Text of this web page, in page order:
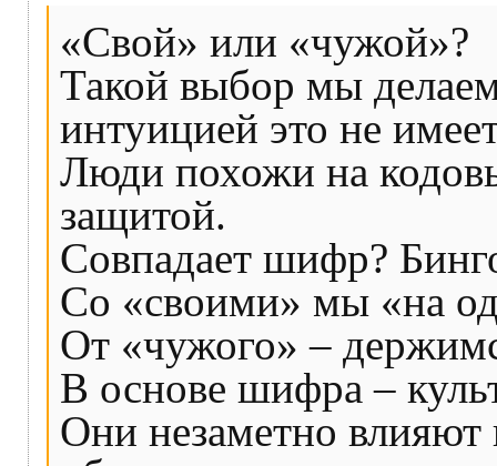
«Свой» или «чужой»?
Такой выбор мы
интуицией это не
Люди похожи на
защитой.
Совпадает шифр?
Со «своими» мы «на
От «чужого» –
В основе шифра –
Они незаметно влияют